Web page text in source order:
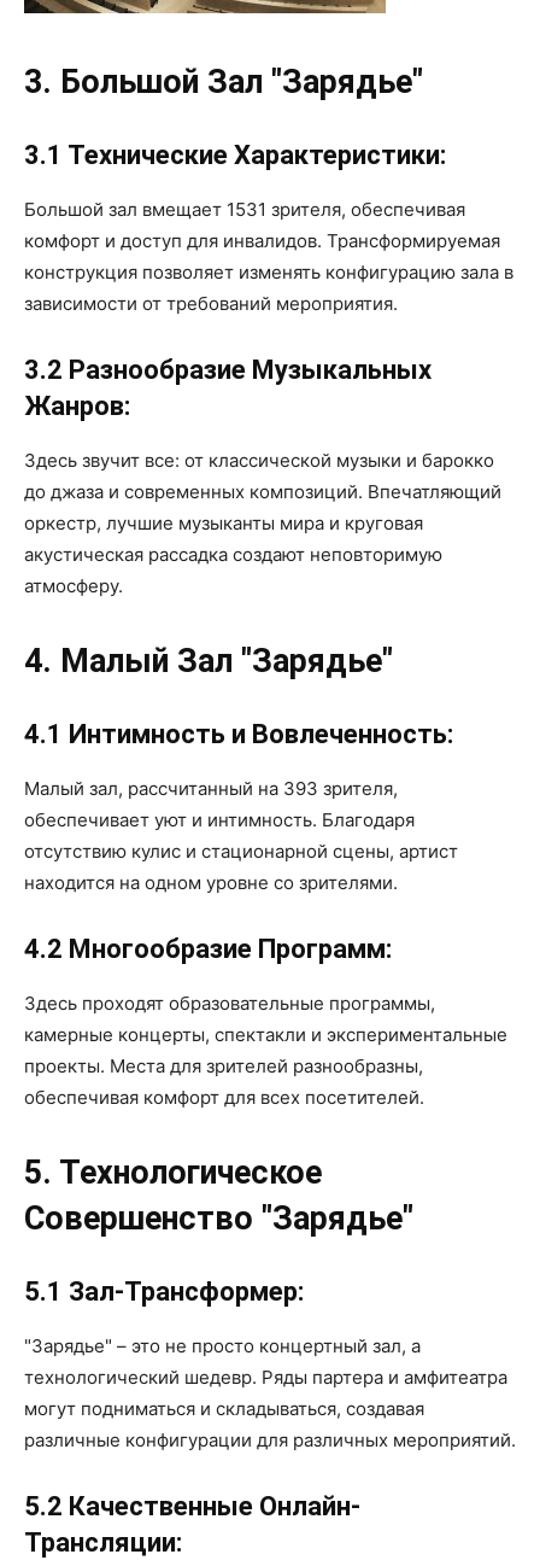
3. Большой Зал "Зарядье"
3.1 Технические Характеристики:
Большой зал вмещает 1531 зрителя, обеспечивая
комфорт и доступ для инвалидов. Трансформируемая
конструкция позволяет изменять конфигурацию зала в
зависимости от требований мероприятия.
3.2 Разнообразие Музыкальных
Жанров:
Здесь звучит все: от классической музыки и барокко
до джаза и современных композиций. Впечатляющий
оркестр, лучшие музыканты мира и круговая
акустическая рассадка создают неповторимую
атмосферу.
4. Малый Зал "Зарядье"
4.1 Интимность и Вовлеченность:
Малый зал, рассчитанный на 393 зрителя,
обеспечивает уют и интимность. Благодаря
отсутствию кулис и стационарной сцены, артист
находится на одном уровне со зрителями.
4.2 Многообразие Программ:
Здесь проходят образовательные программы,
камерные концерты, спектакли и экспериментальные
проекты. Места для зрителей разнообразны,
обеспечивая комфорт для всех посетителей.
5. Технологическое
Совершенство "Зарядье"
5.1 Зал-Трансформер:
"Зарядье" – это не просто концертный зал, а
технологический шедевр. Ряды партера и амфитеатра
могут подниматься и складываться, создавая
различные конфигурации для различных мероприятий.
5.2 Качественные Онлайн-
Трансляции: